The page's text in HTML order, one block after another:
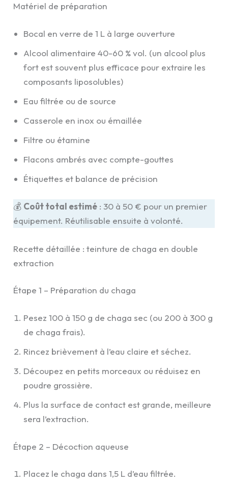
Matériel de préparation
Bocal en verre de 1 L à large ouverture
Alcool alimentaire 40-60 % vol. (un alcool plus
fort est souvent plus efficace pour extraire les
composants liposolubles)
Eau filtrée ou de source
Casserole en inox ou émaillée
Filtre ou étamine
Flacons ambrés avec compte-gouttes
Étiquettes et balance de précision
💰 Coût total estimé : 30 à 50 € pour un premier
équipement. Réutilisable ensuite à volonté.
Recette détaillée : teinture de chaga en double
extraction
Étape 1 – Préparation du chaga
Pesez 100 à 150 g de chaga sec (ou 200 à 300 g
de chaga frais).
Rincez brièvement à l’eau claire et séchez.
Découpez en petits morceaux ou réduisez en
poudre grossière.
Plus la surface de contact est grande, meilleure
sera l’extraction.
Étape 2 – Décoction aqueuse
Placez le chaga dans 1,5 L d’eau filtrée.